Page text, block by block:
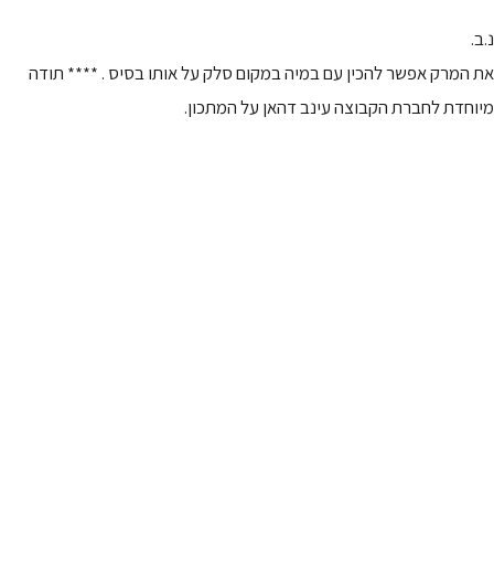
נ.ב.
את המרק אפשר להכין עם במיה במקום סלק על אותו בסיס . **** תודה
מיוחדת לחברת הקבוצה עינב דהאן על המתכון.